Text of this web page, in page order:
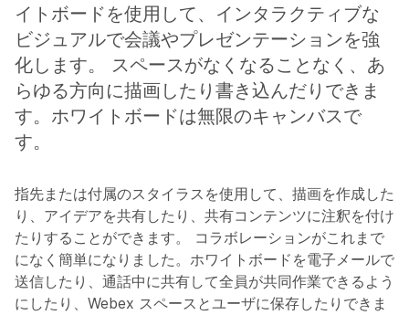
イトボードを使用して、インタラクティブな
ビジュアルで会議やプレゼンテーションを強
化します。 スペースがなくなることなく、あ
らゆる方向に描画したり書き込んだりできま
す。ホワイトボードは無限のキャンバスで
す。
指先または付属のスタイラスを使用して、描画を作成した
り、アイデアを共有したり、共有コンテンツに注釈を付け
たりすることができます。 コラボレーションがこれまで
になく簡単になりました。ホワイトボードを電子メールで
送信したり、通話中に共有して全員が共同作業できるよう
にしたり、Webex スペースとユーザに保存したりできま